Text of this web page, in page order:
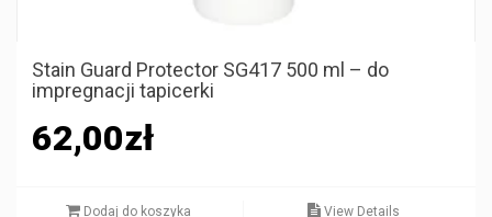
Stain Guard Protector SG417 500 ml – do
impregnacji tapicerki
62,00zł
Dodaj do koszyka View Details